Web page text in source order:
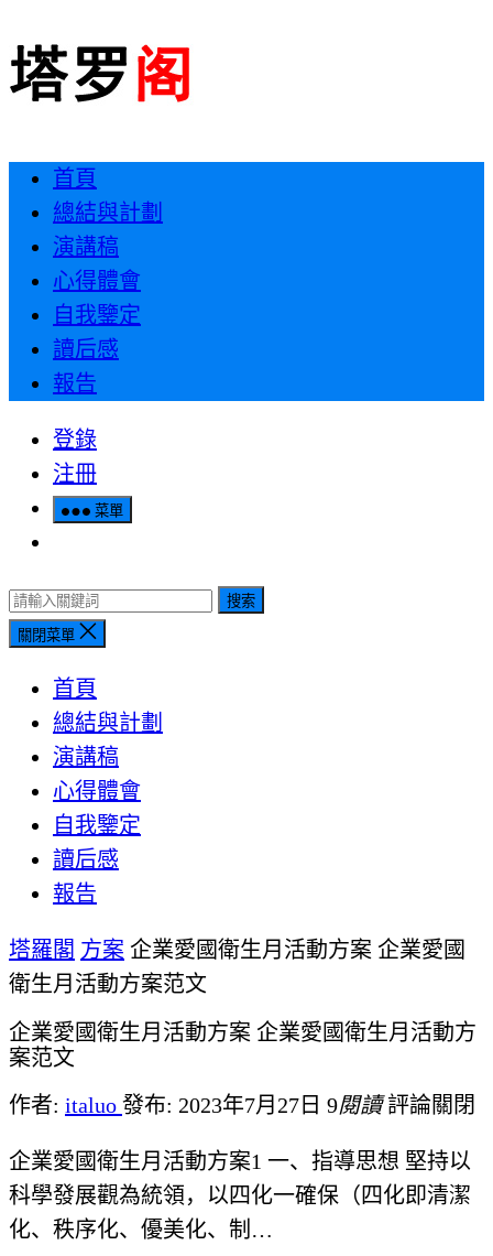
首頁
總結與計劃
演講稿
心得體會
自我鑒定
讀后感
報告
登錄
注冊
菜單
搜索
關閉菜單
首頁
總結與計劃
演講稿
心得體會
自我鑒定
讀后感
報告
塔羅閣 方案 企業愛國衛生月活動方案 企業愛國
衛生月活動方案范文
企業愛國衛生月活動方案 企業愛國衛生月活動方
案范文
作者: italuo 發布: 2023年7月27日 9閱讀 評論關閉
企業愛國衛生月活動方案1 一、指導思想 堅持以
科學發展觀為統領，以四化一確保（四化即清潔
化、秩序化、優美化、制…